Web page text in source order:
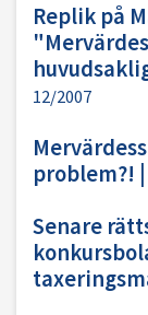
Replik på
12/2007
problem?!
Senare